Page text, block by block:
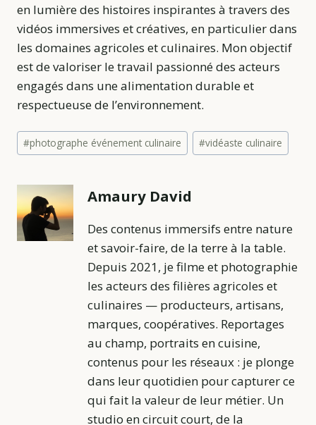
en lumière des histoires inspirantes à travers des
vidéos immersives et créatives, en particulier dans
les domaines agricoles et culinaires. Mon objectif
est de valoriser le travail passionné des acteurs
engagés dans une alimentation durable et
respectueuse de l’environnement.
#photographe événement culinaire #vidéaste culinaire
Amaury David
Des contenus immersifs entre nature
et savoir-faire, de la terre à la table.
Depuis 2021, je filme et photographie
les acteurs des filières agricoles et
culinaires — producteurs, artisans,
marques, coopératives. Reportages
au champ, portraits en cuisine,
contenus pour les réseaux : je plonge
dans leur quotidien pour capturer ce
qui fait la valeur de leur métier. Un
studio en circuit court, de la